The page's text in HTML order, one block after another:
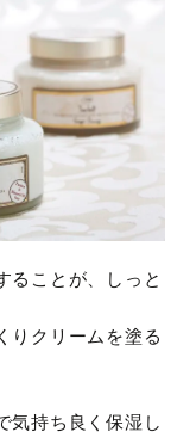
ることが、しっと
りクリームを塗る
気持ち良く保湿し